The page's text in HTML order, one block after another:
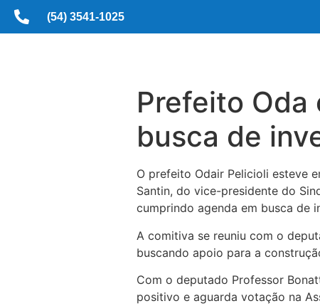
(54) 3541-1025
Prefeito Oda
busca de
O prefeito Odair Pelicioli esteve
Santin, do vice-presidente do
cumprindo agenda em busca de
A comitiva se reuniu com o
buscando apoio para a
Com o deputado Professor
positivo e aguarda votação na